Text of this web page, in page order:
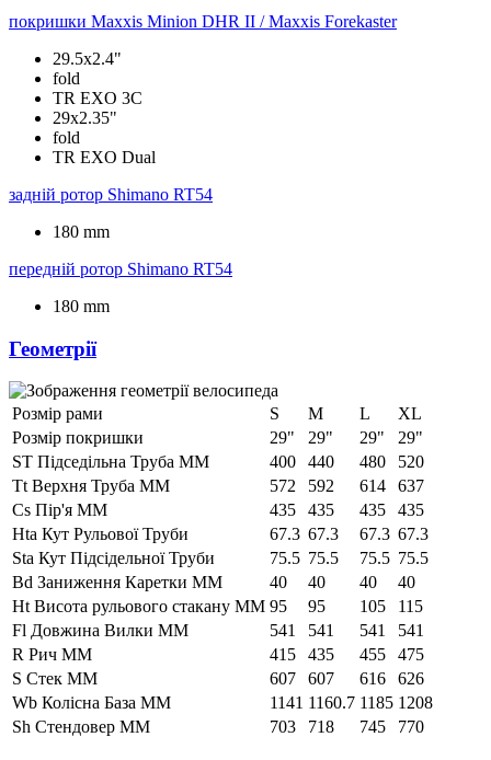
покришки Maxxis Minion DHR II / Maxxis Forekaster
29.5x2.4"
fold
TR EXO 3C
29x2.35"
fold
TR EXO Dual
задній ротор Shimano RT54
180 mm
передній ротор Shimano RT54
180 mm
Геометрії
Розмір рами S M L
XL
Розмір покришки
29" 29" 29"
29"
ST Підседільна Труба ММ
400 440 480
520
Tt Верхня Труба ММ
572 592 614
637
Cs Пір'я ММ
435 435 435
435
Hta Кут Рульової Труби
67.3 67.3 67.3 67.3
Sta Кут Підсідельної Труби
75.5 75.5 75.5 75.5
Bd Заниження Каретки ММ
40 40 40
40
Ht Висота рульового стакану ММ 95 95 105
115
Fl Довжина Вилки ММ
541 541 541
541
R Рич ММ
415 435 455
475
S Стек ММ
607 607 616
626
Wb Колісна База ММ
1141 1160.7 1185 1208
Sh Стендовер ММ
703 718 745 770